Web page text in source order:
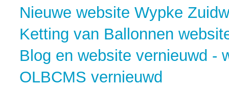
Nieuwe website Wypke
Ketting van Ballonnen
Blog en website vernieuwd -
OLBCMS vernieuwd